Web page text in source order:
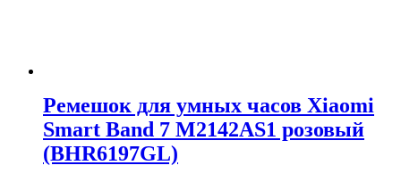
Ремешок для умных часов Xiaomi
Smart Band 7 M2142AS1 розовый
(BHR6197GL)